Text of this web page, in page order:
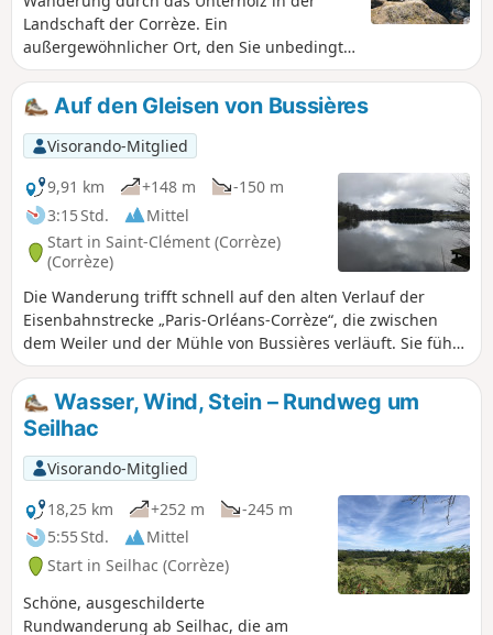
Landschaft der Corrèze. Ein
außergewöhnlicher Ort, den Sie unbedingt
besuchen sollten: Gimel und seine
Wasserfälle.
Auf den Gleisen von Bussières
Visorando-Mitglied
9,91 km
+148 m
-150 m
3:15 Std.
Mittel
Start in Saint-Clément (Corrèze)
(Corrèze)
Die Wanderung trifft schnell auf den alten Verlauf der
Eisenbahnstrecke „Paris-Orléans-Corrèze“, die zwischen
dem Weiler und der Mühle von Bussières verläuft. Sie führt
teilweise am Bach Brézou und mehreren Teichen entlang.
Am Rande des Étang Neuf in Seilhac kehrt die Wanderung
über breite Wege zurück.
Wasser, Wind, Stein – Rundweg um
Seilhac
Visorando-Mitglied
18,25 km
+252 m
-245 m
5:55 Std.
Mittel
Start in Seilhac (Corrèze)
Schöne, ausgeschilderte
Rundwanderung ab Seilhac, die am